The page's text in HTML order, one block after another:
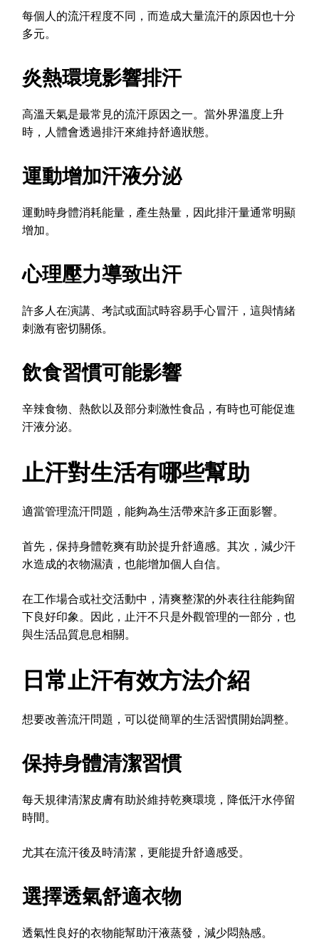
每個人的流汗程度不同，而造成大量流汗的原因也十分
多元。
炎熱環境影響排汗
高溫天氣是最常見的流汗原因之一。當外界溫度上升
時，人體會透過排汗來維持舒適狀態。
運動增加汗液分泌
運動時身體消耗能量，產生熱量，因此排汗量通常明顯
增加。
心理壓力導致出汗
許多人在演講、考試或面試時容易手心冒汗，這與情緒
刺激有密切關係。
飲食習慣可能影響
辛辣食物、熱飲以及部分刺激性食品，有時也可能促進
汗液分泌。
止汗對生活有哪些幫助
適當管理流汗問題，能夠為生活帶來許多正面影響。
首先，保持身體乾爽有助於提升舒適感。其次，減少汗
水造成的衣物濕漬，也能增加個人自信。
在工作場合或社交活動中，清爽整潔的外表往往能夠留
下良好印象。因此，止汗不只是外觀管理的一部分，也
與生活品質息息相關。
日常止汗有效方法介紹
想要改善流汗問題，可以從簡單的生活習慣開始調整。
保持身體清潔習慣
每天規律清潔皮膚有助於維持乾爽環境，降低汗水停留
時間。
尤其在流汗後及時清潔，更能提升舒適感受。
選擇透氣舒適衣物
透氣性良好的衣物能幫助汗液蒸發，減少悶熱感。